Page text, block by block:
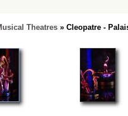
Theatres» Cleopatre -